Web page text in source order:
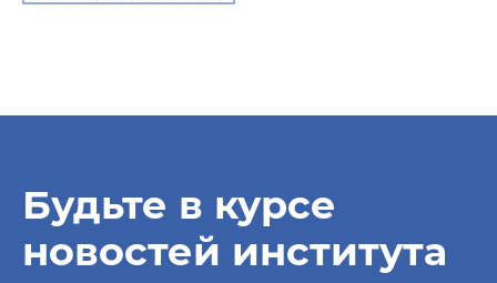
Будьте в курсе
новостей института